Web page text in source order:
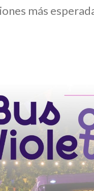
más